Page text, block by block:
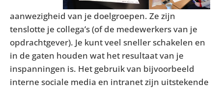
aanwezigheid van je doelgroepen. Ze zijn
tenslotte je collega’s (of de medewerkers van je
opdrachtgever). Je kunt veel sneller schakelen en
in de gaten houden wat het resultaat van je
inspanningen is. Het gebruik van bijvoorbeeld
interne sociale media en intranet zijn uitstekende